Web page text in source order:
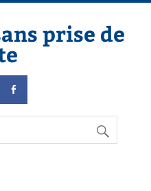
prise de